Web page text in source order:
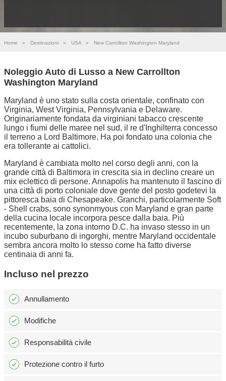
Home » Destinazioni » USA » New Carrollton Washington Maryland
Noleggio Auto di Lusso a New Carrollton
Washington Maryland
Maryland è uno stato sulla costa orientale, confinato con
Virginia, West Virginia, Pennsylvania e Delaware.
Originariamente fondata da virginiani tabacco crescente
lungo i fiumi delle maree nel sud, il re d'Inghilterra concesso
il terreno a Lord Baltimore. Ha poi fondato una colonia che
era tollerante ai cattolici.
Maryland è cambiata molto nel corso degli anni, con la
grande città di Baltimora in crescita sia in declino creare un
mix eclettico di persone. Annapolis ha mantenuto il fascino di
una città di porto coloniale dove gente del posto godetevi la
pittoresca baia di Chesapeake. Granchi, particolarmente Soft
- Shell crabs, sono synonmyous con Maryland e gran parte
della cucina locale incorpora pesce dalla baia. Più
recentemente, la zona intorno D.C. ha invaso stesso in un
incubo suburbano di ingorghi, mentre Maryland occidentale
sembra ancora molto lo stesso come ha fatto diverse
centinaia di anni fa.
Incluso nel prezzo
Annullamento
Modifiche
Responsabilità civile
Protezione contro il furto